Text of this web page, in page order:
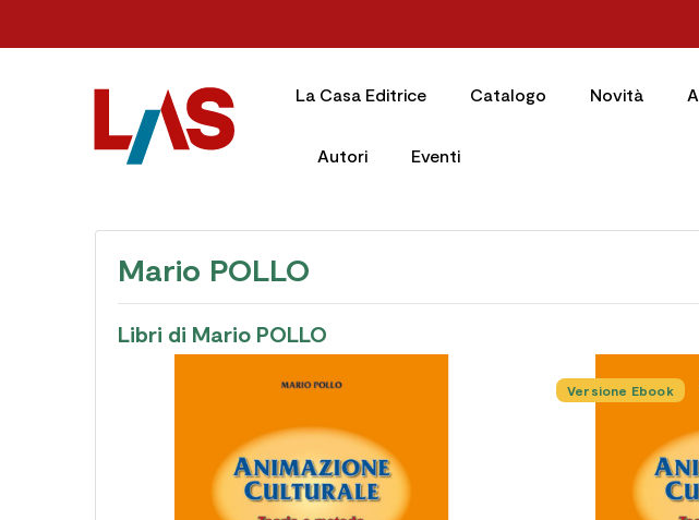
La Casa Editrice Catalogo Novità
Autori Eventi
Mario POLLO
Libri di Mario POLLO
Versione Ebook